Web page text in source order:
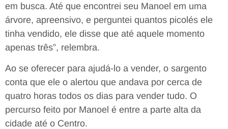
em busca. Até que encontrei seu Manoel em uma
árvore, apreensivo, e perguntei quantos picolés ele
tinha vendido, ele disse que até aquele momento
apenas três”, relembra.
Ao se oferecer para ajudá-lo a vender, o sargento
conta que ele o alertou que andava por cerca de
quatro horas todos os dias para vender tudo. O
percurso feito por Manoel é entre a parte alta da
cidade até o Centro.